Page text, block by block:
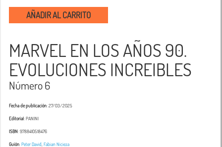
AÑADIR AL CARRITO
MARVEL EN LOS AÑOS 90.
EVOLUCIONES INCREIBLES
Número 6
Fecha de publicación: 27/03/2025
Editorial: PANINI
ISBN: 9788410518476
Guión:Peter David Fabian Nicieza